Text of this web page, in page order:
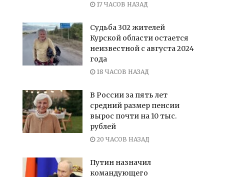
17 ЧАСОВ НАЗАД
Судьба 302 жителей
Курской области остается
неизвестной с августа 2024
года
18 ЧАСОВ НАЗАД
В России за пять лет
средний размер пенсии
вырос почти на 10 тыс.
рублей
20 ЧАСОВ НАЗАД
Путин назначил
командующего